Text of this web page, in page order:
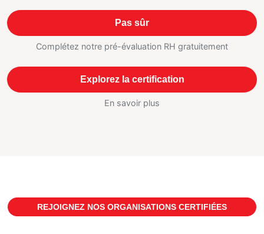
Pas sûr
Complétez notre pré-évaluation RH gratuitement
Explorez la certification
En savoir plus
REJOIGNEZ NOS ORGANISATIONS CERTIFIÉES